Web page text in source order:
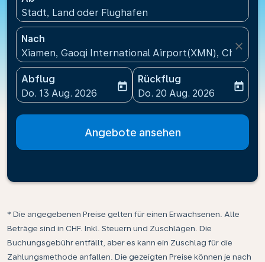
Stadt, Land oder Flughafen
Nach
Xiamen, Gaoqi International Airport(XMN), China
close
Abflug
fc-booking-departure-date-aria-label
Do. 13 Aug. 2026
today
Rückflug
fc-booking-return-date-
Do. 20 Aug. 2026
today
Angebote ansehen
* Die angegebenen Preise gelten für einen Erwachsenen. Alle
Beträge sind in CHF. Inkl. Steuern und Zuschlägen. Die
Buchungsgebühr entfällt, aber es kann ein Zuschlag für die
Zahlungsmethode anfallen. Die gezeigten Preise können je nach